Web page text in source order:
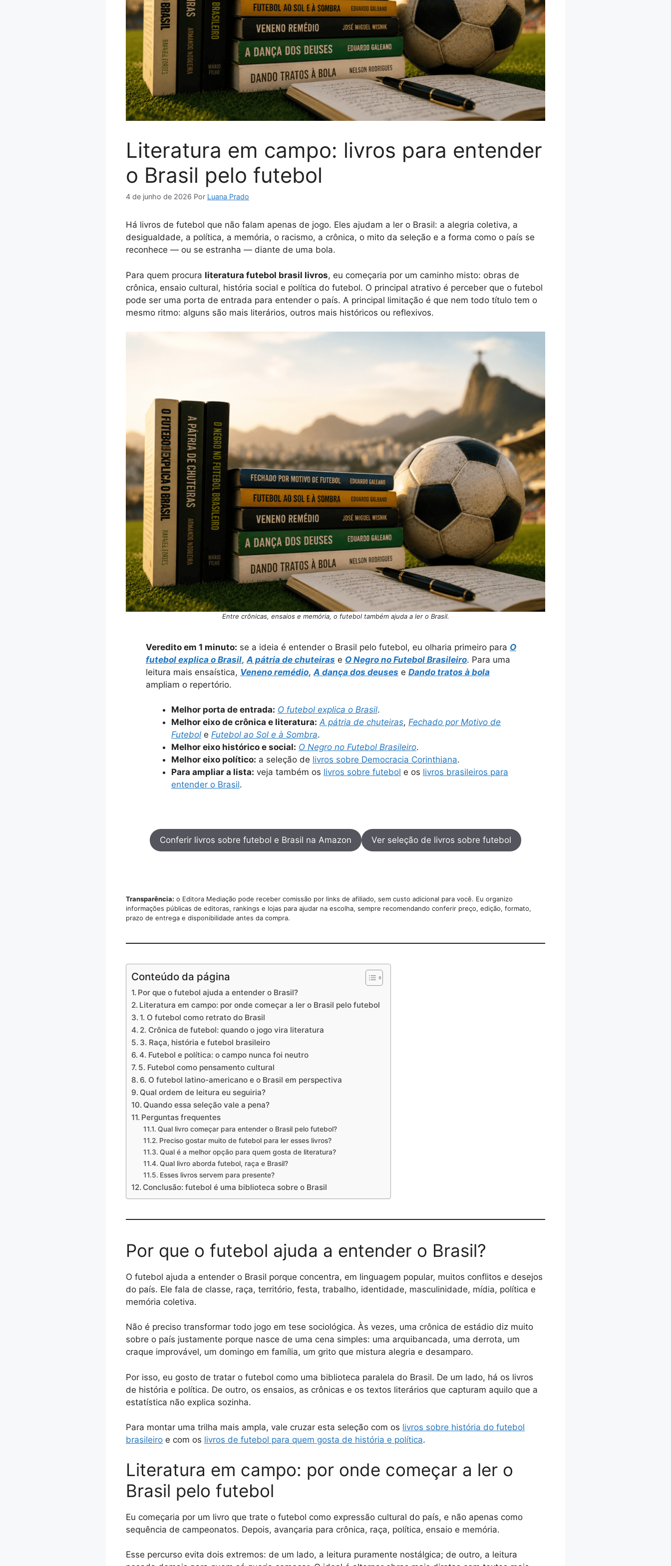
Literatura em campo: livros para entender
o Brasil pelo futebol
4 de junho de 2026 Por Luana Prado
Há livros de futebol que não falam apenas de jogo. Eles ajudam a ler o Brasil: a alegria coletiva, a
desigualdade, a política, a memória, o racismo, a crônica, o mito da seleção e a forma como o país se
reconhece — ou se estranha — diante de uma bola.
Para quem procura literatura futebol brasil livros, eu começaria por um caminho misto: obras de
crônica, ensaio cultural, história social e política do futebol. O principal atrativo é perceber que o futebol
pode ser uma porta de entrada para entender o país. A principal limitação é que nem todo título tem o
mesmo ritmo: alguns são mais literários, outros mais históricos ou reflexivos.
Entre crônicas, ensaios e memória, o futebol também ajuda a ler o Brasil.
Veredito em 1 minuto: se a ideia é entender o Brasil pelo futebol, eu olharia primeiro para O
futebol explica o Brasil, A pátria de chuteiras e O Negro no Futebol Brasileiro. Para uma
leitura mais ensaística, Veneno remédio, A dança dos deuses e Dando tratos à bola
ampliam o repertório.
Melhor porta de entrada: O futebol explica o Brasil.
Melhor eixo de crônica e literatura: A pátria de chuteiras, Fechado por Motivo de
Futebol e Futebol ao Sol e à Sombra.
Melhor eixo histórico e social: O Negro no Futebol Brasileiro.
Melhor eixo político: a seleção de livros sobre Democracia Corinthiana.
Para ampliar a lista: veja também os livros sobre futebol e os livros brasileiros para
entender o Brasil.
Conferir livros sobre futebol e Brasil na Amazon Ver seleção de livros sobre futebol
Transparência: o Editora Mediação pode receber comissão por links de afiliado, sem custo adicional para você. Eu organizo
informações públicas de editoras, rankings e lojas para ajudar na escolha, sempre recomendando conferir preço, edição, formato,
prazo de entrega e disponibilidade antes da compra.
Conteúdo da página
Por que o futebol ajuda a entender o Brasil?
Literatura em campo: por onde começar a ler o Brasil pelo futebol
1. O futebol como retrato do Brasil
2. Crônica de futebol: quando o jogo vira literatura
3. Raça, história e futebol brasileiro
4. Futebol e política: o campo nunca foi neutro
5. Futebol como pensamento cultural
6. O futebol latino-americano e o Brasil em perspectiva
Qual ordem de leitura eu seguiria?
Quando essa seleção vale a pena?
Perguntas frequentes
Qual livro começar para entender o Brasil pelo futebol?
Preciso gostar muito de futebol para ler esses livros?
Qual é a melhor opção para quem gosta de literatura?
Qual livro aborda futebol, raça e Brasil?
Esses livros servem para presente?
Conclusão: futebol é uma biblioteca sobre o Brasil
Por que o futebol ajuda a entender o Brasil?
O futebol ajuda a entender o Brasil porque concentra, em linguagem popular, muitos conflitos e desejos
do país. Ele fala de classe, raça, território, festa, trabalho, identidade, masculinidade, mídia, política e
memória coletiva.
Não é preciso transformar todo jogo em tese sociológica. Às vezes, uma crônica de estádio diz muito
sobre o país justamente porque nasce de uma cena simples: uma arquibancada, uma derrota, um
craque improvável, um domingo em família, um grito que mistura alegria e desamparo.
Por isso, eu gosto de tratar o futebol como uma biblioteca paralela do Brasil. De um lado, há os livros
de história e política. De outro, os ensaios, as crônicas e os textos literários que capturam aquilo que a
estatística não explica sozinha.
Para montar uma trilha mais ampla, vale cruzar esta seleção com os livros sobre história do futebol
brasileiro e com os livros de futebol para quem gosta de história e política.
Literatura em campo: por onde começar a ler o
Brasil pelo futebol
Eu começaria por um livro que trate o futebol como expressão cultural do país, e não apenas como
sequência de campeonatos. Depois, avançaria para crônica, raça, política, ensaio e memória.
Esse percurso evita dois extremos: de um lado, a leitura puramente nostálgica; de outro, a leitura